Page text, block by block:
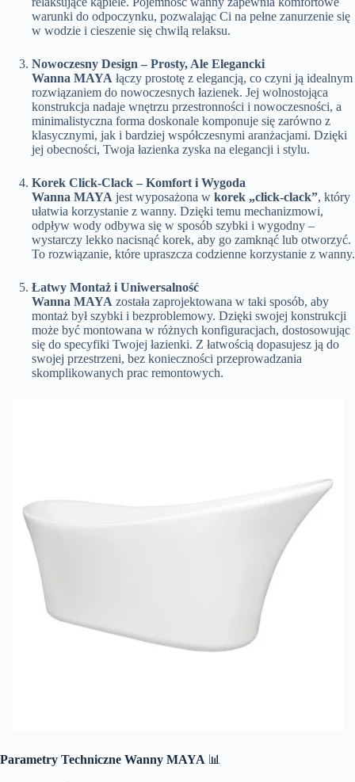
warunki do odpoczynku, pozwalając Ci na pełne zanurzenie się
w wodzie i cieszenie się chwilą relaksu.
Nowoczesny Design – Prosty, Ale Elegancki
Wanna MAYA łączy prostotę z elegancją, co czyni ją idealnym
rozwiązaniem do nowoczesnych łazienek. Jej wolnostojąca
konstrukcja nadaje wnętrzu przestronności i nowoczesności, a
minimalistyczna forma doskonale komponuje się zarówno z
klasycznymi, jak i bardziej współczesnymi aranżacjami. Dzięki
jej obecności, Twoja łazienka zyska na elegancji i stylu.
Korek Click-Clack – Komfort i Wygoda
Wanna MAYA jest wyposażona w korek „click-clack”, który
ułatwia korzystanie z wanny. Dzięki temu mechanizmowi,
odpływ wody odbywa się w sposób szybki i wygodny –
wystarczy lekko nacisnąć korek, aby go zamknąć lub otworzyć.
To rozwiązanie, które upraszcza codzienne korzystanie z wanny.
Łatwy Montaż i Uniwersalność
Wanna MAYA została zaprojektowana w taki sposób, aby
montaż był szybki i bezproblemowy. Dzięki swojej konstrukcji
może być montowana w różnych konfiguracjach, dostosowując
się do specyfiki Twojej łazienki. Z łatwością dopasujesz ją do
swojej przestrzeni, bez konieczności przeprowadzania
skomplikowanych prac remontowych.
Parametry Techniczne Wanny MAYA 📊